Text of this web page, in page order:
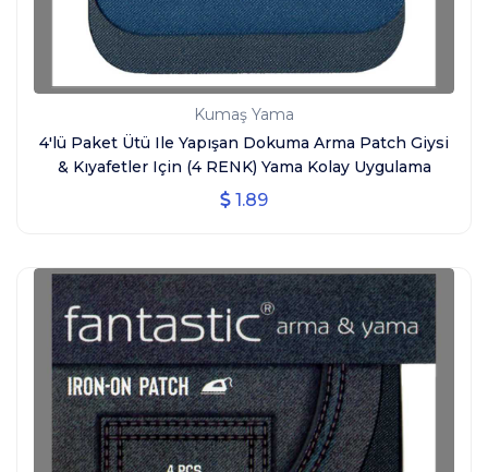
Kumaş Yama
4'lü Paket Ütü Ile Yapışan Dokuma Arma Patch Giysi
& Kıyafetler Için (4 RENK) Yama Kolay Uygulama
1.89